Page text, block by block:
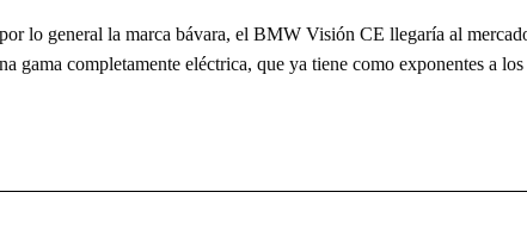
lo general la marca bávara, el BMW Visión CE llegaría al
gama completamente eléctrica, que ya tiene como exponentes a los